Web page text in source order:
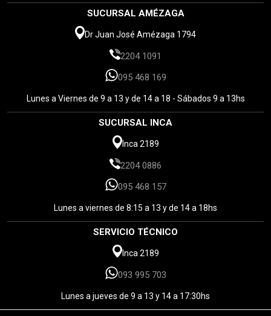
SUCURSAL AMÉZAGA
Dr Juan José Amézaga 1794
2204 1091
095 468 169
Lunes a Viernes de 9 a 13 y de 14 a 18 - Sábados 9 a 13hs
SUCURSAL INCA
Inca 2189
2204 0886
095 468 157
Lunes a viernes de 8:15 a 13 y de 14 a 18hs
SERVICIO TÉCNICO
Inca 2189
093 995 703
Lunes a jueves de 9 a 13 y 14 a 17:30hs